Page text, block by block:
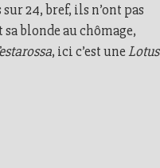
24, bref, ils n’ont pas
blonde au chômage,
, ici c’est uneLotus